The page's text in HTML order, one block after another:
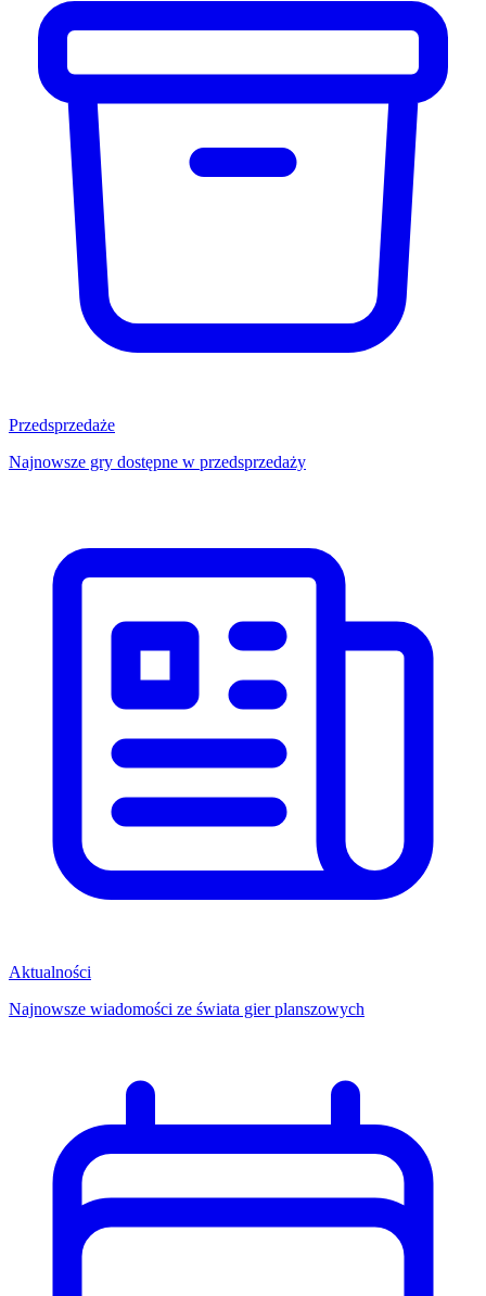
Przedsprzedaże
Najnowsze gry dostępne w przedsprzedaży
Aktualności
Najnowsze wiadomości ze świata gier planszowych